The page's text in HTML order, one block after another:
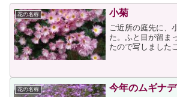
花の名称 小菊
ご近所の庭先に、
た。ふと目が留ま
たので写しました
ものは見つけられ
花の名称 今年のムギナ